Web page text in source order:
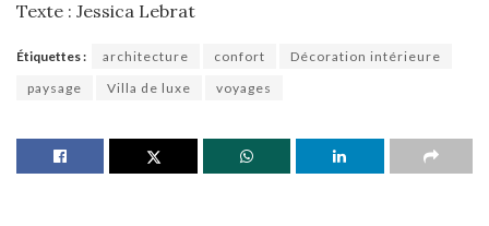
Texte : Jessica Lebrat
Étiquettes : architecture confort
Décoration intérieure
paysage
Villa de luxe voyages